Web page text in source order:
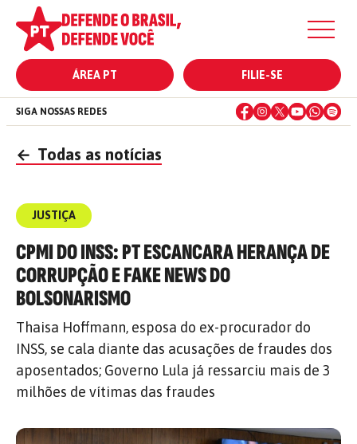
ÁREA PT FILIE-SE
SIGA NOSSAS REDES
← Todas as notícias
JUSTIÇA
CPMI DO INSS: PT ESCANCARA HERANÇA DE
CORRUPÇÃO E FAKE NEWS DO
BOLSONARISMO
Thaisa Hoffmann, esposa do ex-procurador do
INSS, se cala diante das acusações de fraudes dos
aposentados; Governo Lula já ressarciu mais de 3
milhões de vítimas das fraudes